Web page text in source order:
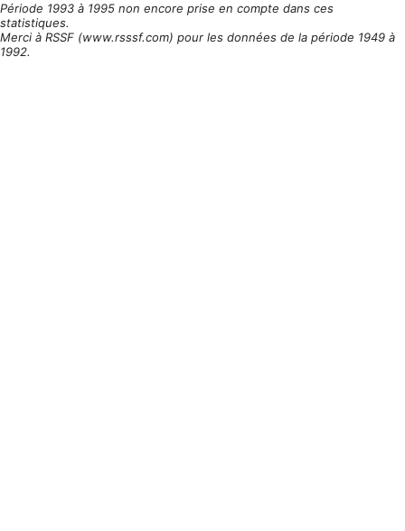
Période 1993 à 1995 non encore prise en compte dans ces
statistiques.
Merci à RSSF (www.rsssf.com) pour les données de la période 1949 à
1992.